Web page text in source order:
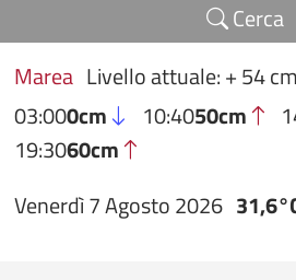
Cerca
Marea Livello attuale: + 54 cm
03:000cm 10:4050cm
19:3060cm
Venerdì 7 Agosto 2026